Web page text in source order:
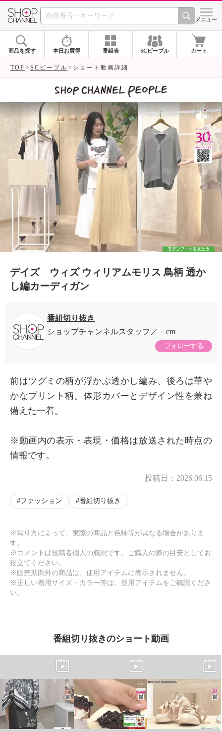
SHOP CHANNEL シメニュー
商品を探す 本日お買得 番組表 SCピープル カート
TOP SCピープル ショート動画詳細
×
デイズ ウィズ ウィリアムモリス 鳥柄 透か
し編カーディガン
番組切り抜き
ショップチャンネルスタッフ
－cm
フォローする
前はツグミの柄が浮かぶ透かし編み、後ろは華や
かなプリント柄。体形カバーとデザイン性を兼ね
備えた一着。
※動画内の表示・表現・価格は放送された時点の
情報です。
投稿日： 2026.06.15
ファッション 番組切り抜き
※写り方によって、実際の商品と色味等が異なる場合がありま
す。
※コメントは投稿者個人の感想です。ご購入の際の目安としてお
役立てください。
※販売期間外の商品は、使用アイテムに表示されません。
※正しい着用サイズ・カラー等は、使用アイテムをご確認くださ
い。
番組切り抜きのショート動画